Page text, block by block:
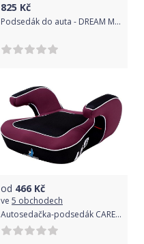
825 Kč
Podsedák do auta - DREAM MATELL černý se vzorem - Fisher Prince
od 466 Kč
ve 5 obchodech
Autosedačka-podsedák CARETERO Leo cherry 2016